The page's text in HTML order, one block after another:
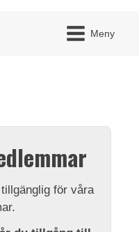
Meny
för våra